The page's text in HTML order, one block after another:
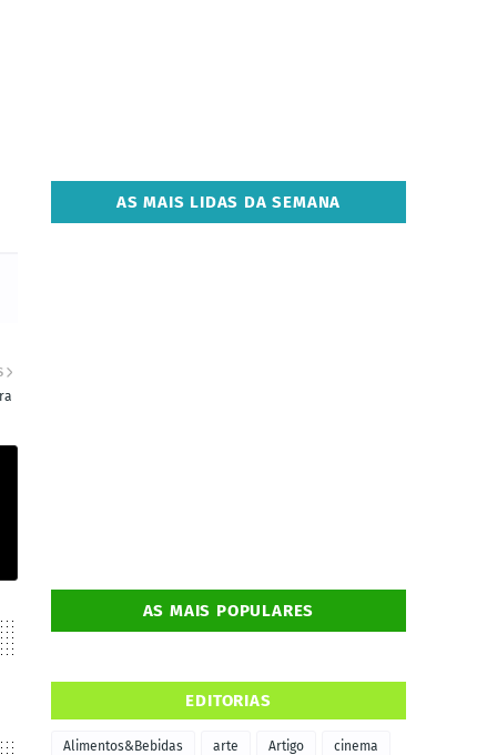
AS MAIS LIDAS DA SEMANA
AS MAIS POPULARES
EDITORIAS
Alimentos&Bebidas arte Artigo cinema